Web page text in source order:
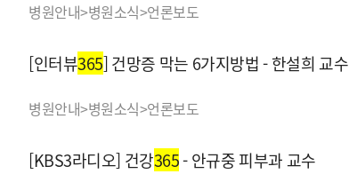
병원안내>병원소식>언론보도
[인터뷰365] 건망증 막는 6가지방법 - 한설희 교수
병원안내>병원소식>언론보도
[KBS3라디오] 건강365- 안규중 피부과 교수